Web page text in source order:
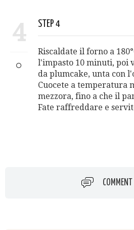
4 STEP 4
Riscaldate il forno a
l'impasto 10 minuti, poi
da plumcake, unta con
Cuocete a temperatura
mezzora, fino a che il
Fate raffreddare e
COMMENT